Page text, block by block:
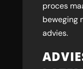
proces
beweging
advies.